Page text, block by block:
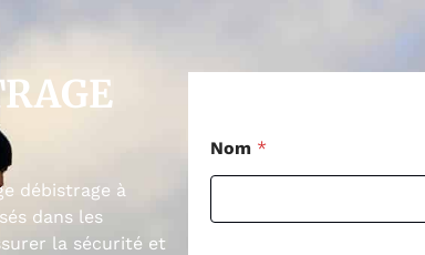
débistrage à
dans les
la sécurité et
Nom *